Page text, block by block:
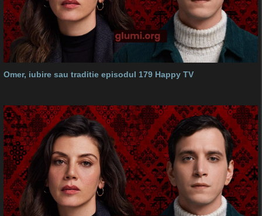
Omer, iubire sau traditie episodul 179 Happy TV